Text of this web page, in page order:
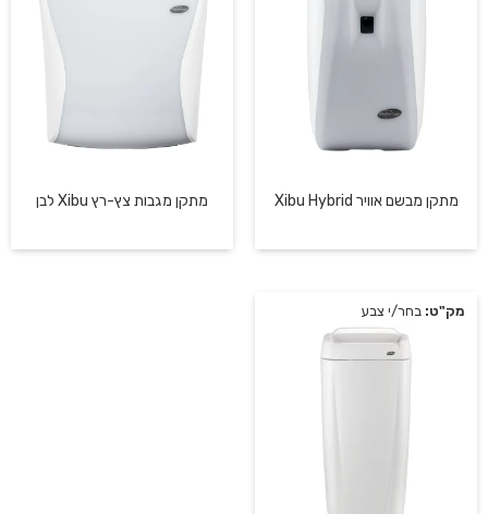
מתקן מבשם אוויר Xibu Hybrid מתקן מגבות צץ-רץ Xibu לבן
מק"ט: בחר/י צבע